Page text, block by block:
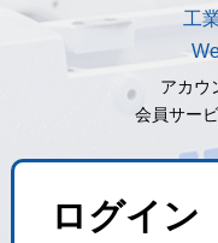
工
アカウ
会員サー
ログイン